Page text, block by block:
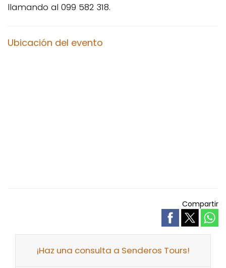
llamando al 099 582 318.
Ubicación del evento
Compartir
¡Haz una consulta a Senderos Tours!